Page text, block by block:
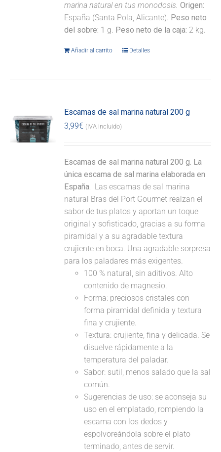
marina natural en tus monodosis. Origen:
España (Santa Pola, Alicante). Peso neto
del sobre: 1 g. Peso neto de la caja: 2 kg.
Añadir al carrito Detalles
Escamas de sal marina natural 200 g
3,99€ (IVA incluido)
Escamas de sal marina natural 200 g. La
única escama de sal marina elaborada en
España. Las escamas de sal marina
natural Bras del Port Gourmet realzan el
sabor de tus platos y aportan un toque
original y sofisticado, gracias a su forma
piramidal y a su agradable textura
crujiente en boca. Una agradable sorpresa
para los paladares más exigentes.
100 % natural, sin aditivos. Alto
contenido de magnesio.
Forma: preciosos cristales con
forma piramidal definida y textura
fina y crujiente.
Textura: crujiente, fina y delicada. Se
disuelve rápidamente a la
temperatura del paladar.
Sabor: sutil, menos salado que la sal
común.
Sugerencias de uso: se aconseja su
uso en el emplatado, rompiendo la
escama con los dedos y
espolvoreándola sobre el plato
terminado, antes de servir.